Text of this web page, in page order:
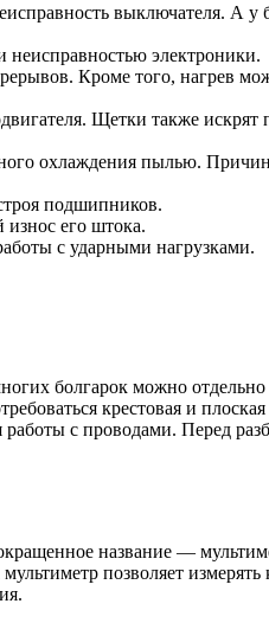
выключателя. А у
неисправностью электроники.
Кроме того, нагрев
Щетки также
охлаждения пылью.
подшипников.
его штока.
с ударными нагрузками.
болгарок можно отдельно
крестовая и
с проводами. Перед
название —
позволяет